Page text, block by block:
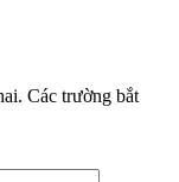
Các trường bắt